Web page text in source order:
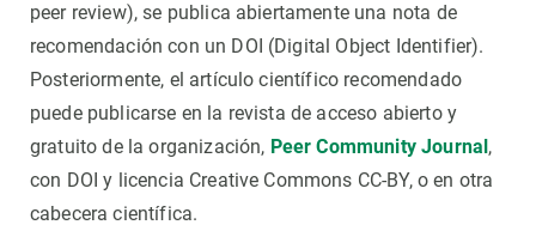
peer review), se publica abiertamente una nota de
recomendación con un DOI (Digital Object Identifier).
Posteriormente, el artículo científico recomendado
puede publicarse en la revista de acceso abierto y
gratuito de la organización, Peer Community Journal ,
con DOI y licencia Creative Commons CC-BY, o en otra
cabecera científica.